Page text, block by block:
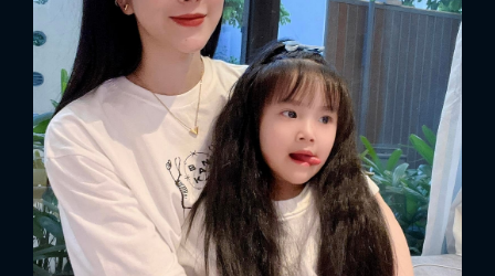
FACEBOOK GOOGLE